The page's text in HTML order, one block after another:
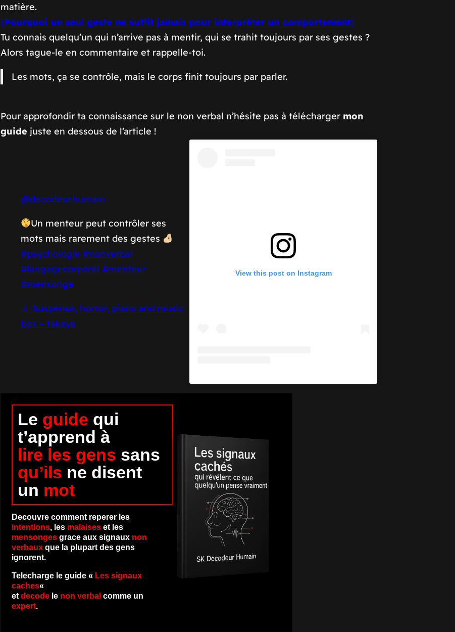
matière.
(Pourquoi un seul geste ne suffit jamais pour interpréter un comportement)
Tu connais quelqu’un qui n’arrive pas à mentir, qui se trahit toujours par ses gestes ?
Alors tague-le en commentaire et rappelle-toi.
Les mots, ça se contrôle, mais le corps finit toujours par parler.
Pour approfondir ta connaissance sur le non verbal n’hésite pas à télécharger mon
guide juste en dessous de l’article !
@decodeur.humain
Un menteur peut contrôler ses
mots mais rarement des gestes
#psychologie #nonverbal
#langagecorporel #menteur
#mensonge
♬ Suspense, horror, piano and music
box – takaya
View this post on Instagram
Le guide qui
t’apprend à
lire les gens sans
qu’ils ne disent
un mot
Decouvre comment reperer les
intentions, les malaiseset les
mensongesgrace aux signaux non
verbauxque la plupart des gens
ignorent.
Telecharge le guide « Les signaux
caches«
et decodele non verbal comme un
expert.